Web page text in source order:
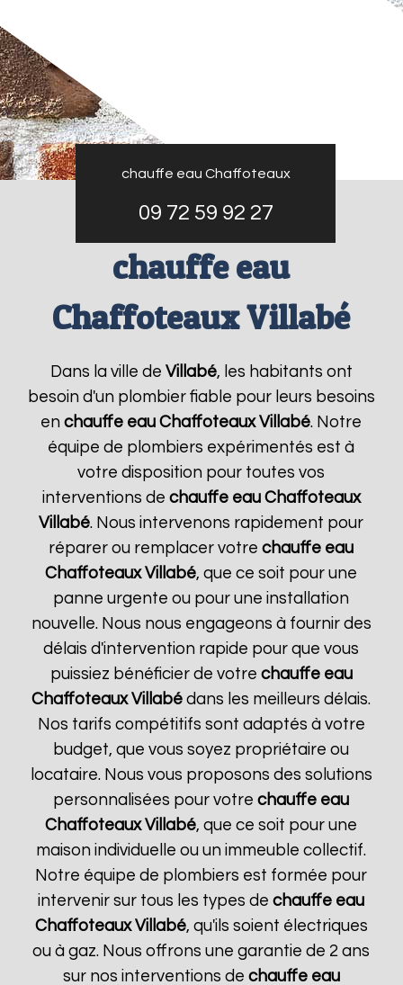
chauffe eau Chaffoteaux
09 72 59 92 27
chauffe eau
Chaffoteaux Villabé
Dans la ville de Villabé, les habitants ont
besoin d'un plombier fiable pour leurs besoins
enchauffe eau Chaffoteaux Villabé. Notre
équipe de plombiers expérimentés est à
votre disposition pour toutes vos
interventions de chauffe eau Chaffoteaux
Villabé. Nous intervenons rapidement pour
réparer ou remplacer votrechauffe eau
Chaffoteaux Villabé, que ce soit pour une
panne urgente ou pour une installation
nouvelle. Nous nous engageons à fournir des
délais d'intervention rapide pour que vous
puissiez bénéficier de votre chauffe eau
Chaffoteaux Villabé dans les meilleurs délais.
Nos tarifs compétitifs sont adaptés à votre
budget, que vous soyez propriétaire ou
locataire. Nous vous proposons des solutions
personnalisées pour votrechauffe eau
Chaffoteaux Villabé, que ce soit pour une
maison individuelle ou un immeuble collectif.
Notre équipe de plombiers est formée pour
intervenir sur tous les types dechauffe eau
Chaffoteaux Villabé, qu'ils soient électriques
ou à gaz. Nous offrons une garantie de 2 ans
sur nos interventions de chauffe eau